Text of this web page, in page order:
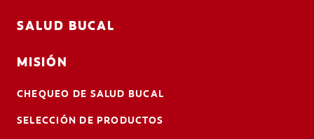
SALUD BUCAL
MISIÓN
CHEQUEO DE SALUD BUCAL
SELECCIÓN DE PRODUCTOS